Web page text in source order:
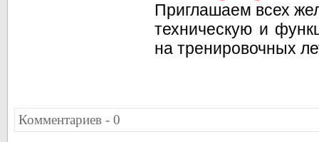
Приглашаем всех
техническую и
на тренировочных
Комментариев - 0